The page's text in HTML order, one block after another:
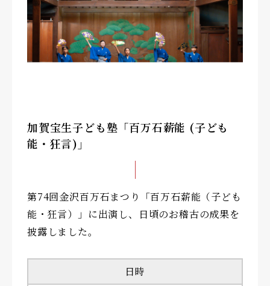
加賀宝生子ども塾「百万石薪能 (子ども
能・狂言)」
第74回金沢百万石まつり「百万石薪能（子ども
能・狂言）」に出演し、日頃のお稽古の成果を
披露しました。
日時